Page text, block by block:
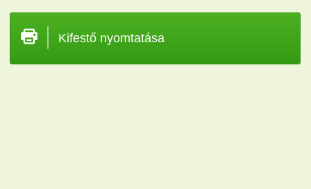
Kifestő nyomtatása